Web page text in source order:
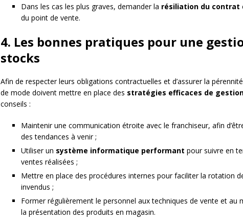
Dans les cas les plus graves, demander la résiliation du contrat
du point de vente.
4. Les bonnes pratiques pour une
stocks
Afin de respecter leurs obligations contractuelles et d’assurer la
de mode doivent mettre en place des stratégies efficaces de
conseils :
Maintenir une communication étroite avec le franchiseur, afin
des tendances à venir ;
Utiliser un système informatique performant pour suivre en
ventes réalisées ;
Mettre en place des procédures internes pour faciliter la rotation
invendus ;
Former régulièrement le personnel aux techniques de vente et au
la présentation des produits en magasin.